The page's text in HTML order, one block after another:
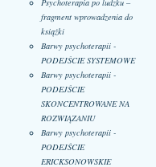
Psychoterapia po ludzku –
fragment wprowadzenia do
książki
Barwy psychoterapii -
PODEJŚCIE SYSTEMOWE
Barwy psychoterapii -
PODEJŚCIE
SKONCENTROWANE NA
ROZWIĄZANIU
Barwy psychoterapii -
PODEJŚCIE
ERICKSONOWSKIE